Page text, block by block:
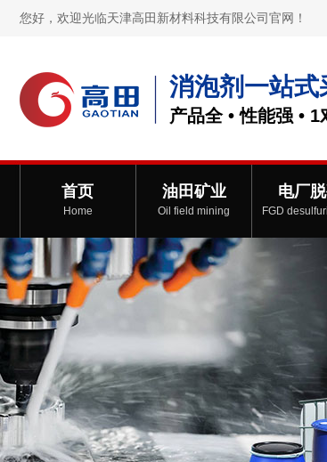
您好，欢迎光临天津高田新材料科技有限公司官网！
消泡剂一站式
产品全 • 性能强 • 1
首页
Home
油田矿业
Oil field mining
电厂
FGD